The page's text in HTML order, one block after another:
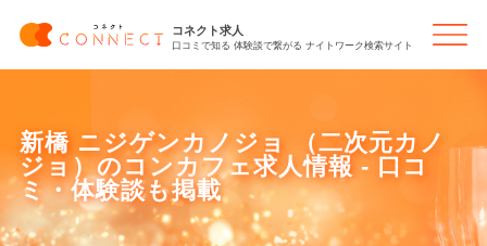
コネクト求人
口コミで知る 体験談で繋がる ナイトワーク検索サイト
新橋 ニジゲンカノジョ （二次元カノ
ジョ）のコンカフェ求人情報 - 口コ
ミ・体験談も掲載